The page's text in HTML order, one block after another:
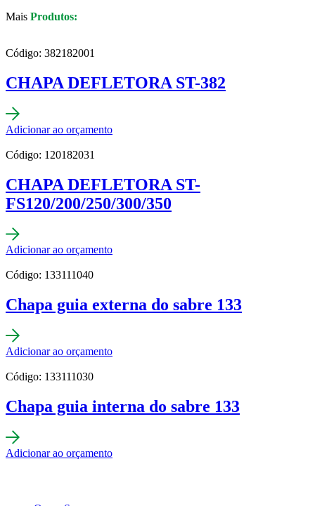
Mais Produtos:
Código: 382182001
CHAPA DEFLETORA ST-382
Adicionar ao orçamento
Código: 120182031
CHAPA DEFLETORA ST-
FS120/200/250/300/350
Adicionar ao orçamento
Código: 133111040
Chapa guia externa do sabre 133
Adicionar ao orçamento
Código: 133111030
Chapa guia interna do sabre 133
Adicionar ao orçamento